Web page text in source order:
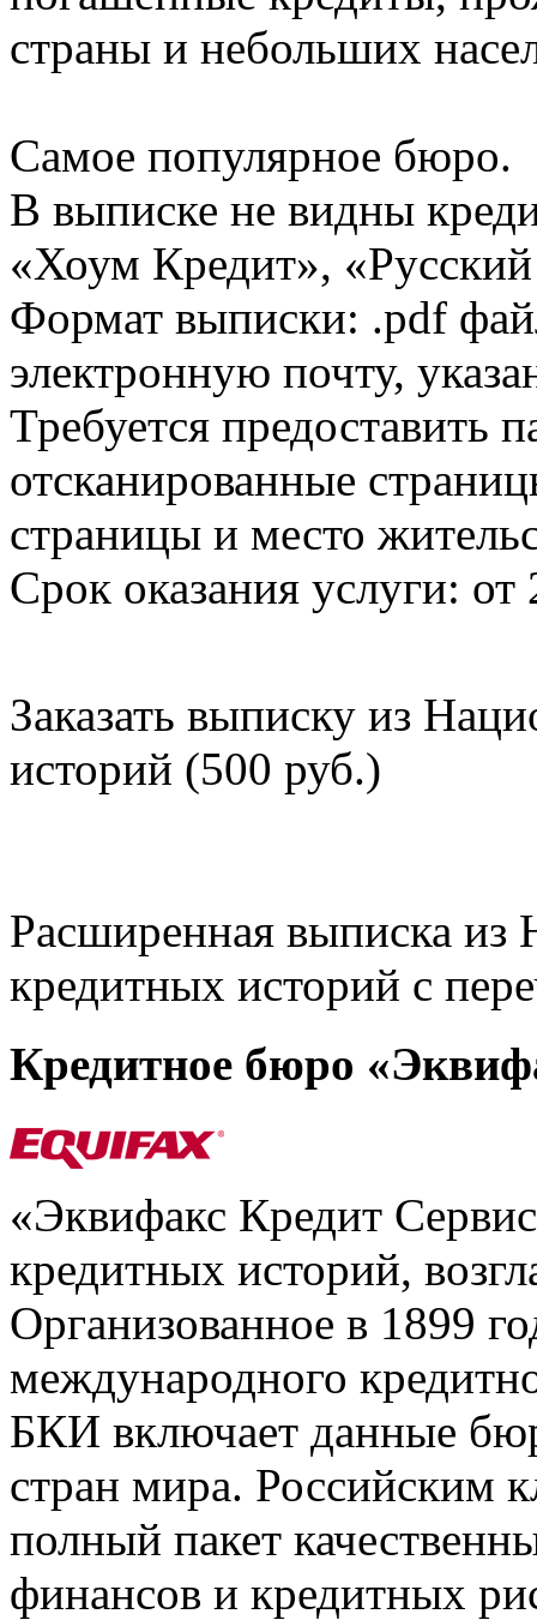
страны и небольших
Самое популярное бюро.
В выписке не видны
«Хоум Кредит»,
Формат выписки: .pdf
электронную почту,
Требуется предоставить
отсканированные
страницы и место
Срок оказания услуги: от
Заказать выписку из
историй (500 руб.)
Расширенная выписка из
кредитных историй с
Кредитное бюро
«Эквифакс Кредит
кредитных историй,
Организованное в 1899
международного
БКИ включает данные
стран мира. Российским
полный пакет
финансов и кредитных